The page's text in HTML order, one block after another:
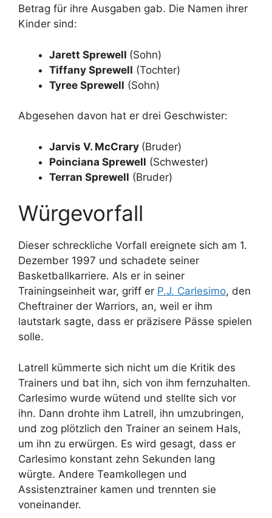
Betrag für ihre Ausgaben gab. Die Namen ihrer
Kinder sind:
Jarett Sprewell (Sohn)
Tiffany Sprewell (Tochter)
Tyree Sprewell (Sohn)
Abgesehen davon hat er drei Geschwister:
Jarvis V. McCrary (Bruder)
Poinciana Sprewell (Schwester)
Terran Sprewell (Bruder)
Würgevorfall
Dieser schreckliche Vorfall ereignete sich am 1.
Dezember 1997 und schadete seiner
Basketballkarriere. Als er in seiner
Trainingseinheit war, griff er P.J. Carlesimo, den
Cheftrainer der Warriors, an, weil er ihm
lautstark sagte, dass er präzisere Pässe spielen
solle.
Latrell kümmerte sich nicht um die Kritik des
Trainers und bat ihn, sich von ihm fernzuhalten.
Carlesimo wurde wütend und stellte sich vor
ihn. Dann drohte ihm Latrell, ihn umzubringen,
und zog plötzlich den Trainer an seinem Hals,
um ihn zu erwürgen. Es wird gesagt, dass er
Carlesimo konstant zehn Sekunden lang
würgte. Andere Teamkollegen und
Assistenztrainer kamen und trennten sie
voneinander.